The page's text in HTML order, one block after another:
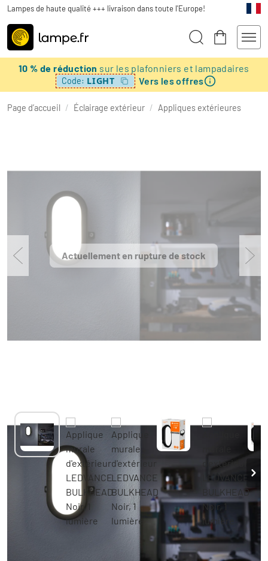
Lampes de haute qualité +++ livraison dans toute l'Europe!
10 % de réduction sur les plafonniers et lampadaires
Code: LIGHT Vers les offres
Page d’accueil / Éclairage extérieur / Appliques extérieures
Actuellement en rupture de stock